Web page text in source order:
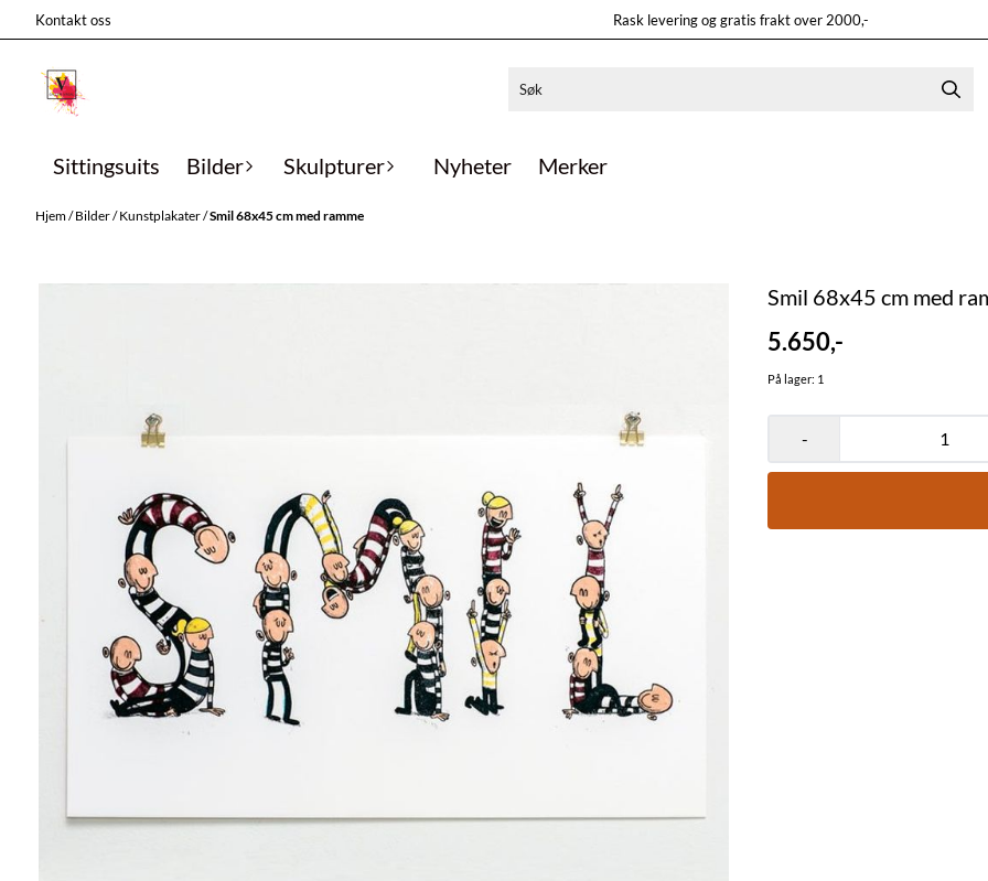
Hopp til innhold
Kontakt oss Rask levering og gratis frakt over 2000,-
Sittingsuits Bilder Skulpturer Nyheter Merker
Hjem/Bilder/Kunstplakater/Smil 68x45 cm med ramme
Smil 68x45 cm med
5.650,-
På lager: 1
-